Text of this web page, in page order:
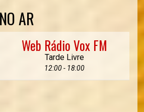
AR
Web Rádio Vox FM
Tarde Livre
12:00 - 18:00